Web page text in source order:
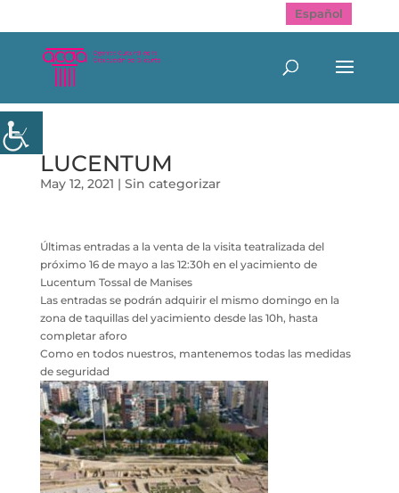
Español
LUCENTUM
May 12, 2021 | Sin categorizar
Últimas entradas a la venta de la visita teatralizada del
próximo 16 de mayo a las 12:30h en el yacimiento de
Lucentum Tossal de Manises
Las entradas se podrán adquirir el mismo domingo en la
zona de taquillas del yacimiento desde las 10h, hasta
completar aforo
Como en todos nuestros, mantenemos todas las medidas
de seguridad